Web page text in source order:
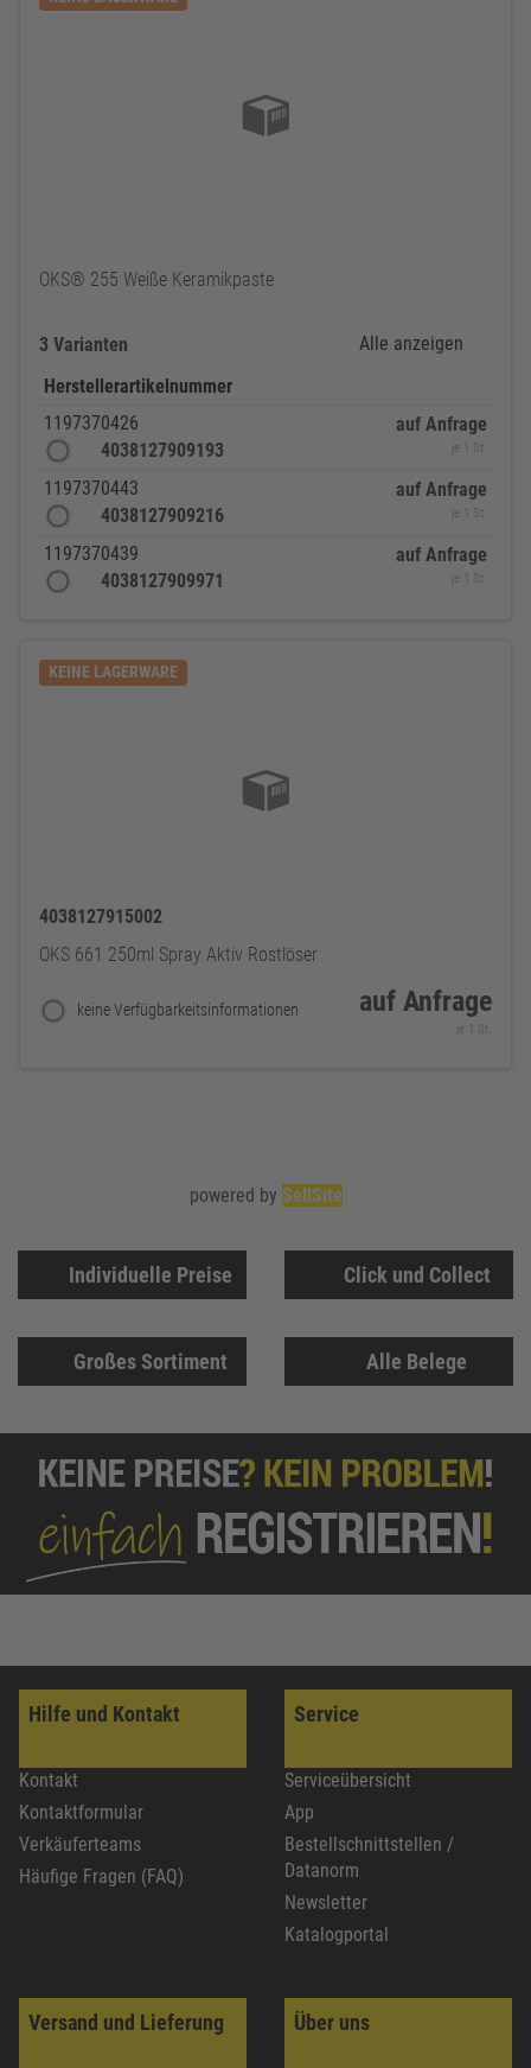
OKS® 255 Weiße Keramikpaste
3 Varianten
Alle anzeigen
Herstellerartikelnummer
1197370426
4038127909193
auf Anfrage
je 1 St.
1197370443
4038127909216
auf Anfrage
je 1 St.
1197370439
4038127909971
auf Anfrage
je 1 St.
KEINE LAGERWARE
4038127915002
OKS 661 250ml Spray Aktiv Rostlöser
keine Verfügbarkeitsinformationen auf Anfrage
je 1 St.
Individuelle Preise Click und Collect
Großes Sortiment Alle Belege
Hilfe und Kontakt
Kontakt
Kontaktformular
Verkäuferteams
Häufige Fragen (FAQ)
Service
Serviceübersicht
App
Bestellschnittstellen /
Datanorm
Newsletter
Katalogportal
Versand und Lieferung Über uns
powered by SellSite